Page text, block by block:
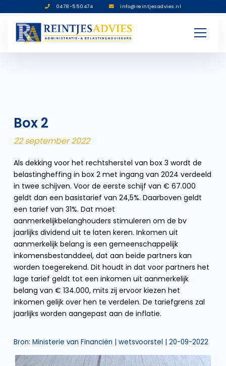
0478-550474 info@reintjesadvies.nl
Box 2
22 september 2022
Als dekking voor het rechtsherstel van box 3 wordt de
belastingheffing in box 2 met ingang van 2024 verdeeld
in twee schijven. Voor de eerste schijf van € 67.000
geldt dan een basistarief van 24,5%. Daarboven geldt
een tarief van 31%. Dat moet
aanmerkelijkbelanghouders stimuleren om de bv
jaarlijks dividend uit te laten keren. Inkomen uit
aanmerkelijk belang is een gemeenschappelijk
inkomensbestanddeel, dat aan beide partners kan
worden toegerekend. Dit houdt in dat voor partners het
lage tarief geldt tot een inkomen uit aanmerkelijk
belang van € 134.000, mits zij ervoor kiezen het
inkomen gelijk over hen te verdelen. De tariefgrens zal
jaarlijks worden aangepast aan de inflatie.
Bron: Ministerie van Financiën | wetsvoorstel | 20-09-2022